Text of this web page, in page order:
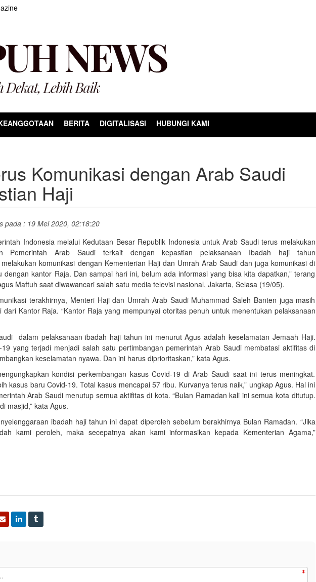
BERITA DIGITALISASI HUBUNGI KAMI
Komunikasi dengan Arab Saudi
Haji
pada : 19 Mei 2020, 02:18:20
Indonesia melalui Kedutaan Besar Republik Indonesia untuk Arab Saudi terus melakukan
Pemerintah Arab Saudi terkait dengan kepastian pelaksanaan Ibadah haji tahun
komunikasi dengan Kementerian Haji dan Umrah Arab Saudi dan juga komunikasi di
dengan kantor Raja. Dan sampai hari ini, belum ada informasi yang bisa kita dapatkan,” terang
Maftuh saat diwawancari salah satu media televisi nasional, Jakarta, Selasa (19/05).
terakhirnya, Menteri Haji dan Umrah Arab Saudi Muhammad Saleh Banten juga masih
Kantor Raja. “Kantor Raja yang mempunyai otoritas penuh untuk menentukan pelaksanaan
dalam pelaksanaan ibadah haji tahun ini menurut Agus adalah keselamatan Jemaah Haji.
yang terjadi menjadi salah satu pertimbangan pemerintah Arab Saudi membatasi aktifitas di
keselamatan nyawa. Dan ini harus diprioritaskan,” kata Agus.
kondisi perkembangan kasus Covid-19 di Arab Saudi saat ini terus meningkat.
kasus baru Covid-19. Total kasus mencapai 57 ribu. Kurvanya terus naik,” ungkap Agus. Hal ini
Arab Saudi menutup semua aktifitas di kota. “Bulan Ramadan kali ini semua kota ditutup.
masjid,” kata Agus.
ibadah haji tahun ini dapat diperoleh sebelum berakhirnya Bulan Ramadan. “Jika
kami peroleh, maka secepatnya akan kami informasikan kepada Kementerian Agama,”